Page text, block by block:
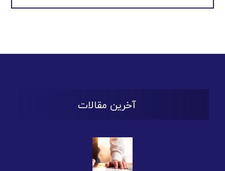
آخرین مقالات